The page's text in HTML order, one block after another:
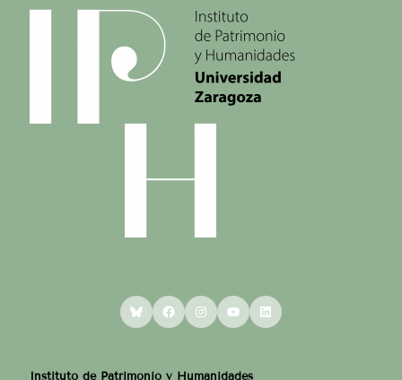
BlueskyFacebookInstagram
YouTubeLinkedIn
Instituto de Patrimonio y Humanidades